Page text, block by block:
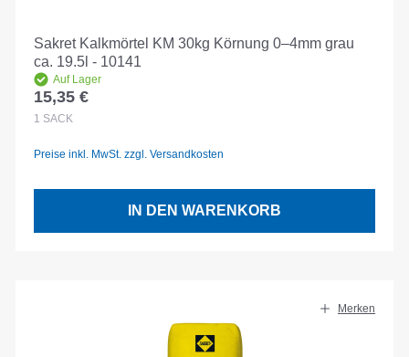
Sakret Kalkmörtel KM 30kg Körnung 0–4mm grau
ca. 19.5l - 10141
Auf Lager
Regulärer Preis:
15,35 €
1 SACK
Preise inkl. MwSt. zzgl. Versandkosten
IN DEN WARENKORB
Merken